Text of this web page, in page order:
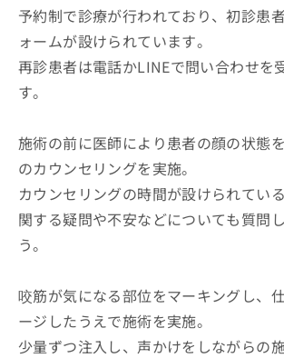
予約制で診療が行われており、初診患
ォームが設けられています。
再診患者は電話かLINEで問い合わせを
す。
施術の前に医師により患者の顔の状態
のカウンセリングを実施。
カウンセリングの時間が設けられてい
関する疑問や不安などについても質問
う。
咬筋が気になる部位をマーキングし、
ージしたうえで施術を実施。
少量ずつ注入し、声かけをしながらの